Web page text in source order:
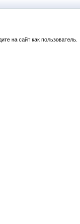
на сайт как пользователь.